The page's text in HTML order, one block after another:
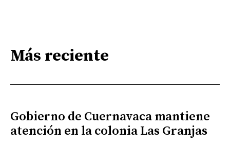
Más reciente
Gobierno de Cuernavaca mantiene
atención en la colonia Las Granjas